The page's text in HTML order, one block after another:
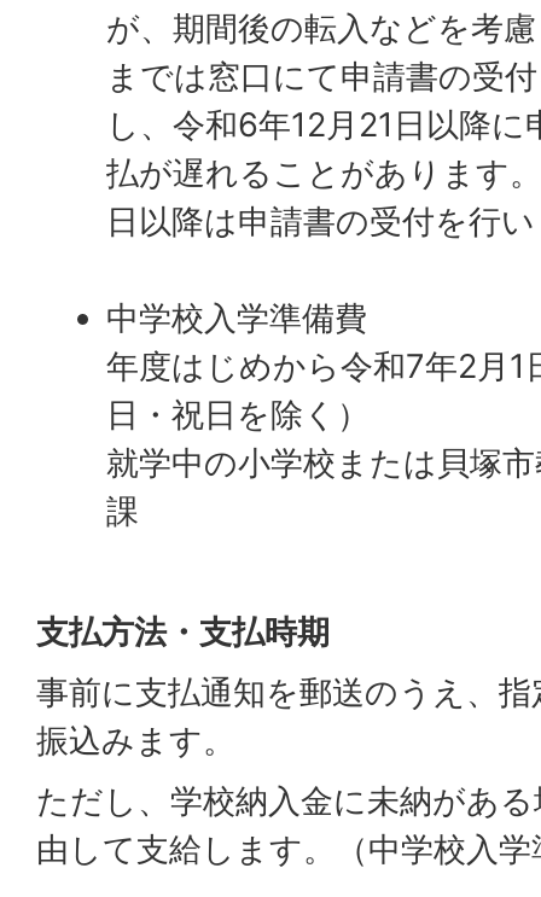
が、期間後の転入などを考
までは窓口にて申請書の受
し、令和6年12月21日以降
払が遅れることがあります
日以降は申請書の受付を行
中学校入学準備費
年度はじめから令和7年2月1
日・祝日を除く）
就学中の小学校または貝塚
課
支払方法・支払時期
事前に支払通知を郵送のうえ、
振込みます。
ただし、学校納入金に未納があ
由して支給します。（中学校入